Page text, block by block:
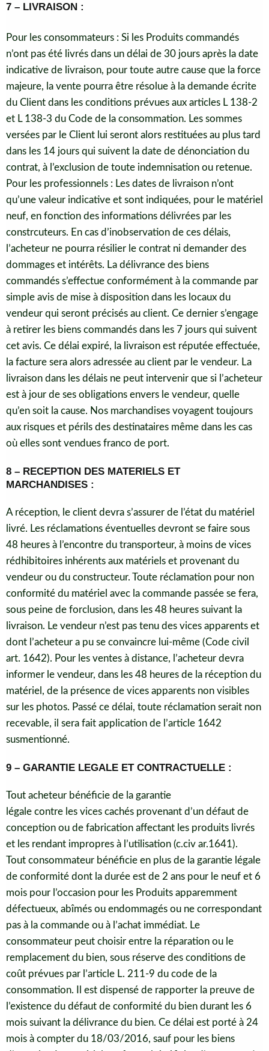
7 – LIVRAISON :
Pour les consommateurs : Si les Produits commandés
n’ont pas été livrés dans un délai de 30 jours après la date
indicative de livraison, pour toute autre cause que la force
majeure, la vente pourra être résolue à la demande écrite
du Client dans les conditions prévues aux articles L 138-2
et L 138-3 du Code de la consommation. Les sommes
versées par le Client lui seront alors restituées au plus tard
dans les 14 jours qui suivent la date de dénonciation du
contrat, à l’exclusion de toute indemnisation ou retenue.
Pour les professionnels : Les dates de livraison n’ont
qu’une valeur indicative et sont indiquées, pour le matériel
neuf, en fonction des informations délivrées par les
constrcuteurs. En cas d’inobservation de ces délais,
l’acheteur ne pourra résilier le contrat ni demander des
dommages et intérêts. La délivrance des biens
commandés s’effectue conformément à la commande par
simple avis de mise à disposition dans les locaux du
vendeur qui seront précisés au client. Ce dernier s’engage
à retirer les biens commandés dans les 7 jours qui suivent
cet avis. Ce délai expiré, la livraison est réputée effectuée,
la facture sera alors adressée au client par le vendeur. La
livraison dans les délais ne peut intervenir que si l’acheteur
est à jour de ses obligations envers le vendeur, quelle
qu’en soit la cause. Nos marchandises voyagent toujours
aux risques et périls des destinataires même dans les cas
où elles sont vendues franco de port.
8 – RECEPTION DES MATERIELS ET
MARCHANDISES :
A réception, le client devra s’assurer de l’état du matériel
livré. Les réclamations éventuelles devront se faire sous
48 heures à l’encontre du transporteur, à moins de vices
rédhibitoires inhérents aux matériels et provenant du
vendeur ou du constructeur. Toute réclamation pour non
conformité du matériel avec la commande passée se fera,
sous peine de forclusion, dans les 48 heures suivant la
livraison. Le vendeur n’est pas tenu des vices apparents et
dont l’acheteur a pu se convaincre lui-même (Code civil
art. 1642). Pour les ventes à distance, l’acheteur devra
informer le vendeur, dans les 48 heures de la réception du
matériel, de la présence de vices apparents non visibles
sur les photos. Passé ce délai, toute réclamation serait non
recevable, il sera fait application de l’article 1642
susmentionné.
9 – GARANTIE LEGALE ET CONTRACTUELLE :
Tout acheteur bénéficie de la garantie
légale contre les vices cachés provenant d’un défaut de
conception ou de fabrication affectant les produits livrés
et les rendant impropres à l’utilisation (c.civ ar.1641).
Tout consommateur bénéficie en plus de la garantie légale
de conformité dont la durée est de 2 ans pour le neuf et 6
mois pour l’occasion pour les Produits apparemment
défectueux, abîmés ou endommagés ou ne correspondant
pas à la commande ou à l’achat immédiat. Le
consommateur peut choisir entre la réparation ou le
remplacement du bien, sous réserve des conditions de
coût prévues par l’article L. 211-9 du code de la
consommation. Il est dispensé de rapporter la preuve de
l’existence du défaut de conformité du bien durant les 6
mois suivant la délivrance du bien. Ce délai est porté à 24
mois à compter du 18/03/2016, sauf pour les biens